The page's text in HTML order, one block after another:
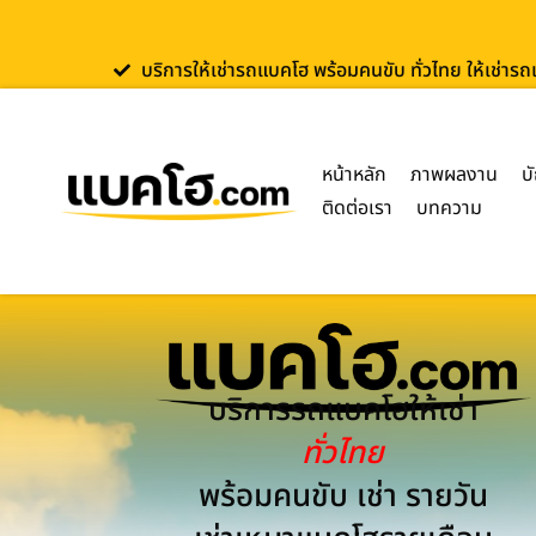
บริการให้เช่ารถแบคโฮ พร้อมคนขับ ทั่วไทย ให้เช่า
หน้าหลัก ภาพผลงาน
ติดต่อเรา
บทความ
บริการรถแบคโฮให้เช่า
ทั่วไทย
พร้อมคนขับ เช่า รายวัน